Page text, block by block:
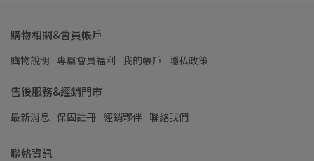
購物相關&會員帳戶
購物說明 專屬會員福利 我的帳戶 隱私政策
售後服務&經銷門市
最新消息 保固註冊 經銷夥伴 聯絡我們
聯絡資訊